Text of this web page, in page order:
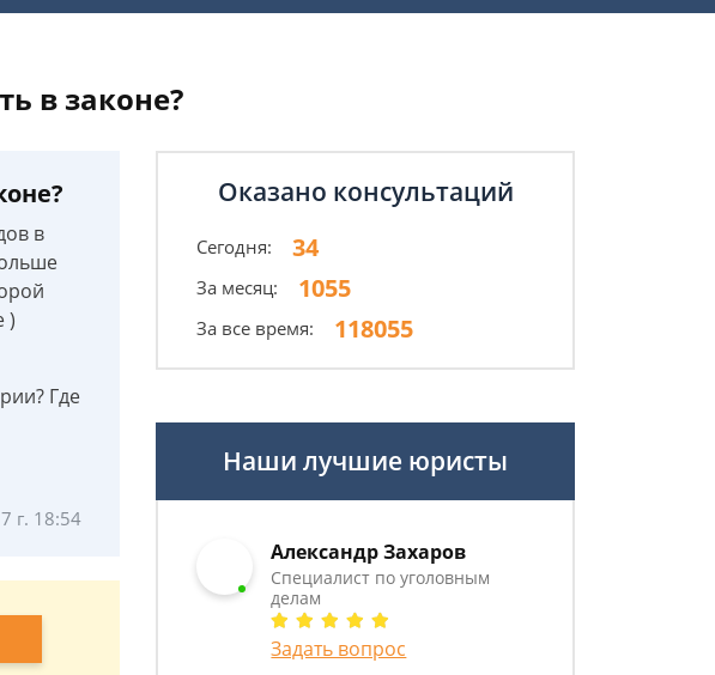
в законе?
в
)
Где
г. 18:54
Оказано консультаций
Сегодня: 34
За месяц: 1055
За все время: 118055
Наши лучшие юристы
Александр Захаров
Специалист по уголовным
делам
Задать вопрос